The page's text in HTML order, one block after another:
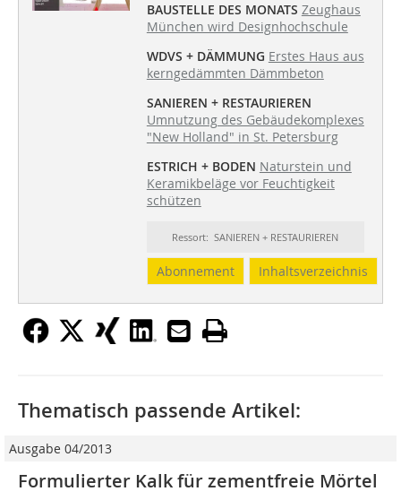
BAUSTELLE DES MONATS Zeughaus
München wird Designhochschule
WDVS + DÄMMUNG Erstes Haus aus
kerngedämmten Dämmbeton
SANIEREN + RESTAURIEREN
Umnutzung des Gebäudekomplexes
"New Holland" in St. Petersburg
ESTRICH + BODEN Naturstein und
Keramikbeläge vor Feuchtigkeit
schützen
Ressort: SANIEREN + RESTAURIEREN
Abonnement Inhaltsverzeichnis
Thematisch passende Artikel:
Ausgabe 04/2013
Formulierter Kalk für zementfreie Mörtel